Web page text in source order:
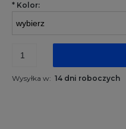
* Kolor:
Wysyłka w: 14 dni roboczych